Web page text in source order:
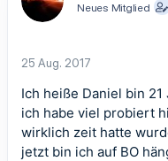
Neues Mitglied
25 Aug. 2017
Ich heiße Daniel bin 21
ich habe viel probiert
wirklich zeit hatte
jetzt bin ich auf BO